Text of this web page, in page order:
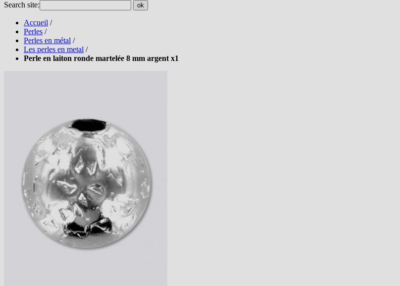
Search site:
ok
Accueil /
Perles /
Perles en métal /
Les perles en metal /
Perle en laiton ronde martelée 8 mm argent x1